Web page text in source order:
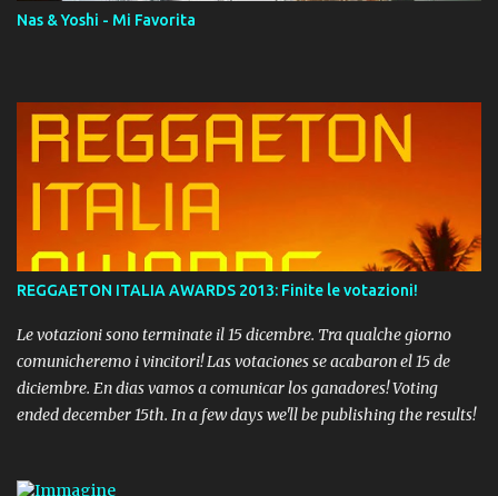
Nas & Yoshi - Mi Favorita
REGGAETON ITALIA AWARDS 2013: Finite le votazioni!
Le votazioni sono terminate il 15 dicembre. Tra qualche giorno
comunicheremo i vincitori! Las votaciones se acabaron el 15 de
diciembre. En dias vamos a comunicar los ganadores! Voting
ended december 15th. In a few days we'll be publishing the results!